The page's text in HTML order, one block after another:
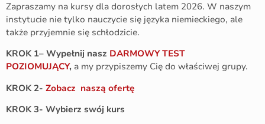
Zapraszamy na kursy dla dorosłych latem 2026. W naszym
instytucie nie tylko nauczycie się języka niemieckiego, ale
także przyjemnie się schłodzicie.
KROK 1– Wypełnij nasz DARMOWY TEST
POZIOMUJĄCY, a my przypiszemy Cię do właściwej grupy.
KROK 2- Zobacz naszą ofertę
KROK 3- Wybierz swój kurs